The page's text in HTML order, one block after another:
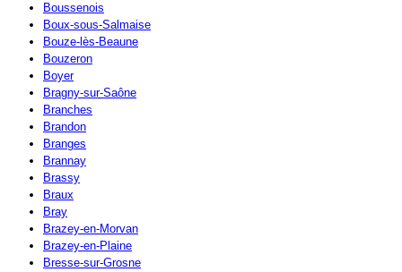
Boussenois
Boux-sous-Salmaise
Bouze-lès-Beaune
Bouzeron
Boyer
Bragny-sur-Saône
Branches
Brandon
Branges
Brannay
Brassy
Braux
Bray
Brazey-en-Morvan
Brazey-en-Plaine
Bresse-sur-Grosne